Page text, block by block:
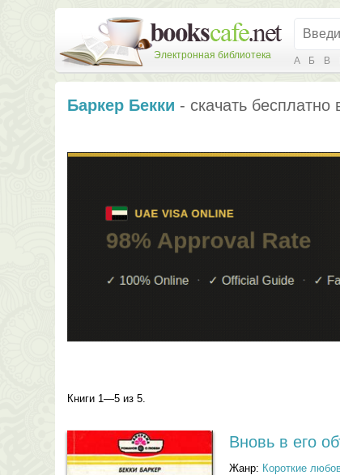
Электронная библиотека А Б В
Баркер Бекки - скачать бесплатно
Книги 1—5 из 5.
Вновь в его
Жанр: Короткие